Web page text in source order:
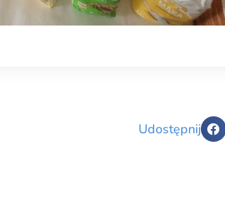
Udostępnij